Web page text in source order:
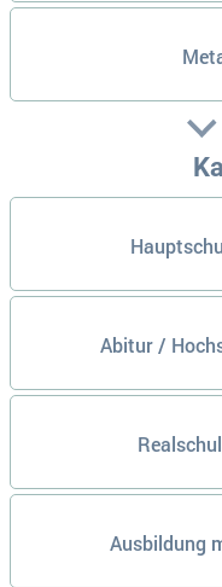
Abitur /
Ausbildung